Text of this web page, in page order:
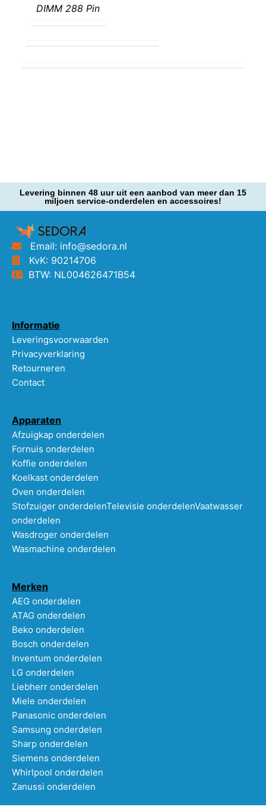
DIMM 288 Pin
Levering binnen 48 uur uit een aanbod van meer dan 15
miljoen service-onderdelen en accessoires!
Email: info@sedora.nl
KvK: 90214706
BTW: NL004626471B54
Informatie
Leveringsvoorwaarden
Privacyverklaring
Retourneren
Contact
Apparaten
Afzuigkap onderdelen
Fornuis onderdelen
Koffie onderdelen
Koelkast onderdelen
Oven onderdelen
Stofzuiger onderdelenTelevisie onderdelenVaatwasser
onderdelen
Wasdroger onderdelen
Wasmachine onderdelen
Merken
AEG onderdelen
ATAG onderdelen
Beko onderdelen
Bosch onderdelen
Inventum onderdelen
LG onderdelen
Liebherr onderdelen
Miele onderdelen
Panasonic onderdelen
Samsung onderdelen
Sharp onderdelen
Siemens onderdelen
Whirlpool onderdelen
Zanussi onderdelen